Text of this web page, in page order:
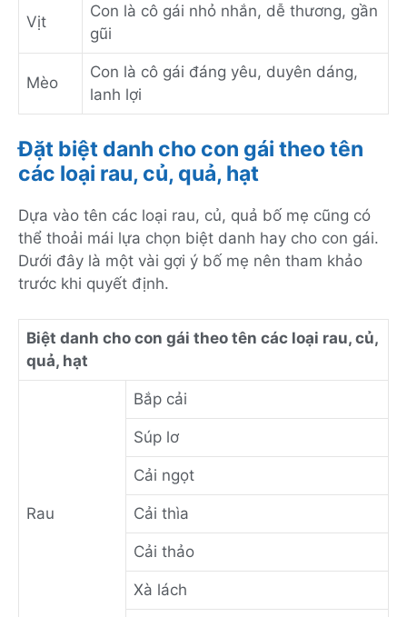
Vịt
Con là cô gái nhỏ nhắn, dễ thương, gần
gũi
Mèo
Con là cô gái đáng yêu, duyên dáng,
lanh lợi
Đặt biệt danh cho con gái theo tên
các loại rau, củ, quả, hạt
Dựa vào tên các loại rau, củ, quả bố mẹ cũng có
thể thoải mái lựa chọn biệt danh hay cho con gái.
Dưới đây là một vài gợi ý bố mẹ nên tham khảo
trước khi quyết định.
Biệt danh cho con gái theo tên các loại rau, củ,
quả, hạt
Rau
Bắp cải
Súp lơ
Cải ngọt
Cải thìa
Cải thảo
Xà lách